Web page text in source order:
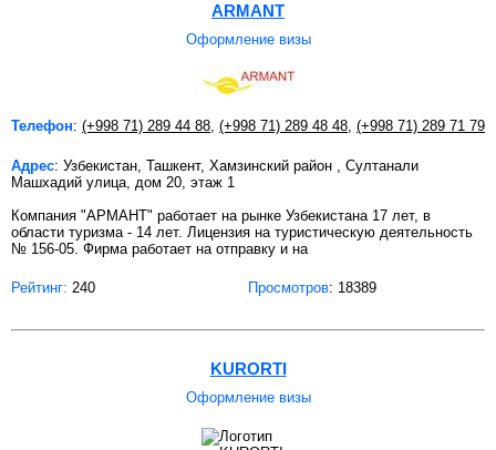
ARMANT
Оформление визы
Телефон: (+998 71) 289 44 88, (+998 71) 289 48 48, (+998 71) 289 71 79
Адрес: Узбекистан, Ташкент, Хамзинский район , Султанали
Машхадий улица, дом 20, этаж 1
Компания "АРМАНТ" работает на рынке Узбекистана 17 лет, в
области туризма - 14 лет. Лицензия на туристическую деятельность
№ 156-05. Фирма работает на отправку и на
Рейтинг: 240 Просмотров: 18389
KURORTI
Оформление визы